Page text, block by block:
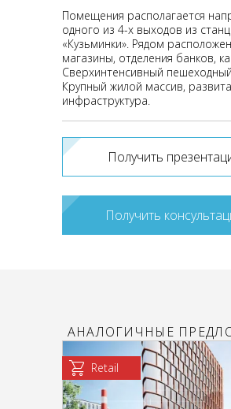
Помещения располагается
одного из 4-х выходов из
«Кузьминки». Рядом
магазины, отделения банков,
Сверхинтенсивный
Крупный жилой массив,
инфраструктура.
Получить
Получить
АНАЛОГИЧНЫЕ
Retail